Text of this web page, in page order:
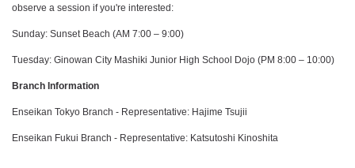
observe a session if you're interested:
Sunday: Sunset Beach (AM 7:00 – 9:00)
Tuesday: Ginowan City Mashiki Junior High School Dojo (PM 8:00 – 10:00)
Branch Information
Enseikan Tokyo Branch - Representative: Hajime Tsujii
Enseikan Fukui Branch - Representative: Katsutoshi Kinoshita